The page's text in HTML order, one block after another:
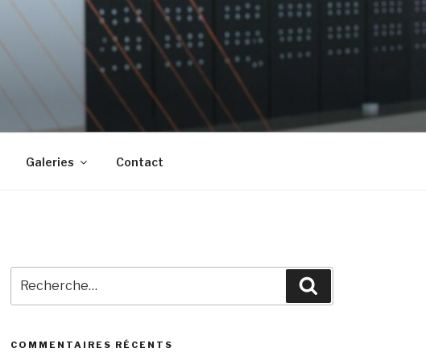
Galeries Contact
pour
:
COMMENTAIRES RÉCENTS